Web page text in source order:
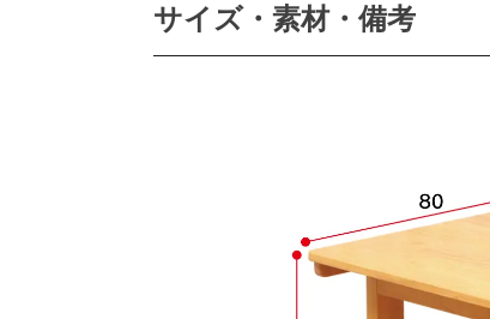
サイズ・素材・備考